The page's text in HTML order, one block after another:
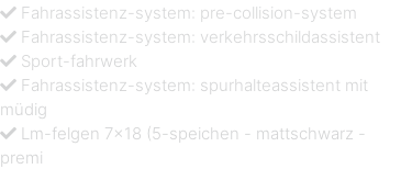
Fahrassistenz-system: pre-collision-system
Fahrassistenz-system: verkehrsschildassistent
Sport-fahrwerk
Fahrassistenz-system: spurhalteassistent mit
müdig
Lm-felgen 7x18 (5-speichen - mattschwarz -
premi